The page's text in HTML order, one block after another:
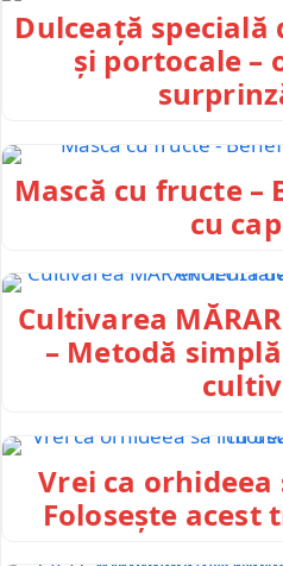
Dulceață specială
și portocale –
Mască cu fructe –
cu
Cultivarea
– Metodă
Vrei ca orhideea
Folosește acest